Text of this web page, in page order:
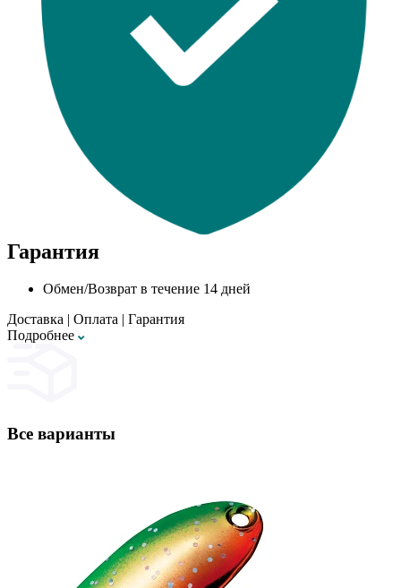
Гарантия
Обмен/Возврат в течение 14 дней
Доставка | Оплата | Гарантия
Подробнее
Все варианты